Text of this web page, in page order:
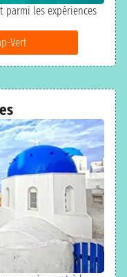
parmi les expériences
Vert